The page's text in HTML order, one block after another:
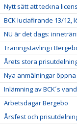
Nytt sätt att teckna
BCK luciafirande 13/12,
NU är det dags:
Träningstävling i
Årets stora
Nya anmälningar öppna
Inlämning av BCK´s
Arbetsdagar Bergebo
Årsfest och